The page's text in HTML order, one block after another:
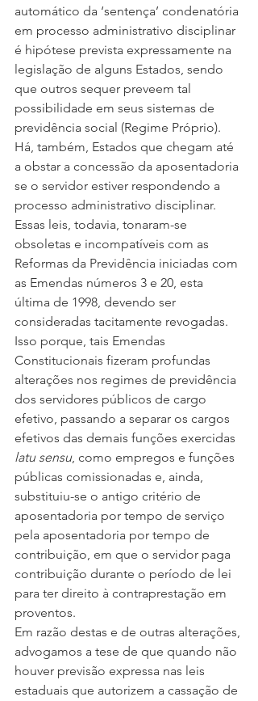
automático da ‘sentença’ condenatória
em processo administrativo disciplinar
é hipótese prevista expressamente na
legislação de alguns Estados, sendo
que outros sequer preveem tal
possibilidade em seus sistemas de
previdência social (Regime Próprio).
Há, também, Estados que chegam até
a obstar a concessão da aposentadoria
se o servidor estiver respondendo a
processo administrativo disciplinar.
Essas leis, todavia, tonaram-se
obsoletas e incompatíveis com as
Reformas da Previdência iniciadas com
as Emendas números 3 e 20, esta
última de 1998, devendo ser
consideradas tacitamente revogadas.
Isso porque, tais Emendas
Constitucionais fizeram profundas
alterações nos regimes de previdência
dos servidores públicos de cargo
efetivo, passando a separar os cargos
efetivos das demais funções exercidas
latu sensu, como empregos e funções
públicas comissionadas e, ainda,
substituiu-se o antigo critério de
aposentadoria por tempo de serviço
pela aposentadoria por tempo de
contribuição, em que o servidor paga
contribuição durante o período de lei
para ter direito à contraprestação em
proventos.
Em razão destas e de outras alterações,
advogamos a tese de que quando não
houver previsão expressa nas leis
estaduais que autorizem a cassação de